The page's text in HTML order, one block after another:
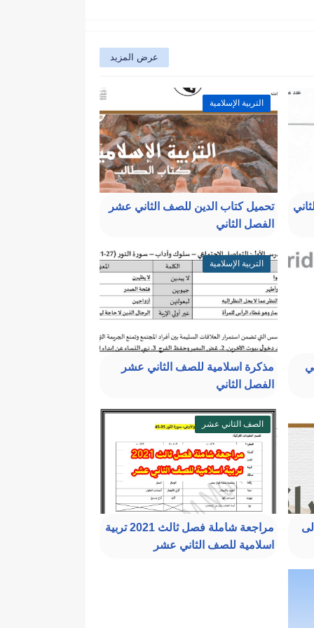
عرض المزيد
التربية الإسلامية
تحميل كتاب الدين للصف الثاني عشر
الفصل الثاني
التربية الإسلامية
مذكرة اسلامية للصف الثاني عشر
الفصل الثاني
الصف الثاني عشر
مراجعة شاملة فصل ثالث 2021 تربية
اسلامية للصف الثاني عشر